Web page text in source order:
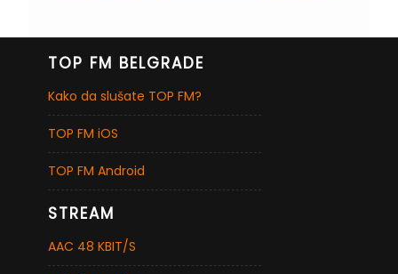
TOP FM BELGRADE
Kako da slušate TOP FM?
TOP FM iOS
TOP FM Android
STREAM
AAC 48 KBIT/S